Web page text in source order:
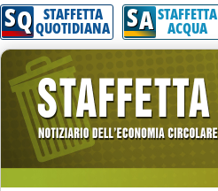
Attenzione! Esegui l'accesso per
SQ STAFFETTA
QUOTIDIANA SA STAFFETTA
ACQUA